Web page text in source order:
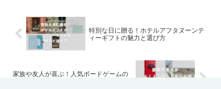
特別な日に贈る！ホテルアフタヌーンテ
ィーギフトの魅力と選び方
家族や友人が喜ぶ！人気ボードゲームの